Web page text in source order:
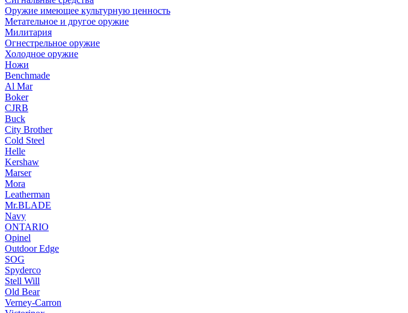
Оружие имеющее культурную ценность
Метательное и другое оружие
Милитария
Огнестрельное оружие
Холодное оружие
Ножи
Benchmade
Al Mar
Boker
CJRB
Buck
City Brother
Cold Steel
Helle
Kershaw
Marser
Mora
Leatherman
Mr.BLADE
Navy
ONTARIO
Opinel
Outdoor Edge
SOG
Spyderco
Stell Will
Old Bear
Verney-Carron